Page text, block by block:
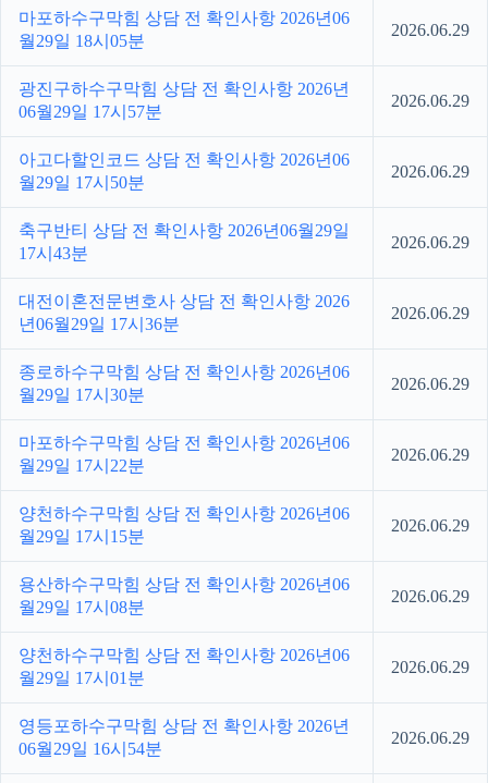
마포하수구막힘 상담 전 확인사항 2026년06
월29일 18시05분
2026.06.29
광진구하수구막힘 상담 전 확인사항 2026년
06월29일 17시57분
2026.06.29
아고다할인코드 상담 전 확인사항 2026년06
월29일 17시50분
2026.06.29
축구반티 상담 전 확인사항 2026년06월29일
17시43분
2026.06.29
대전이혼전문변호사 상담 전 확인사항 2026
년06월29일 17시36분
2026.06.29
종로하수구막힘 상담 전 확인사항 2026년06
월29일 17시30분
2026.06.29
마포하수구막힘 상담 전 확인사항 2026년06
월29일 17시22분
2026.06.29
양천하수구막힘 상담 전 확인사항 2026년06
월29일 17시15분
2026.06.29
용산하수구막힘 상담 전 확인사항 2026년06
월29일 17시08분
2026.06.29
양천하수구막힘 상담 전 확인사항 2026년06
월29일 17시01분
2026.06.29
영등포하수구막힘 상담 전 확인사항 2026년
06월29일 16시54분
2026.06.29